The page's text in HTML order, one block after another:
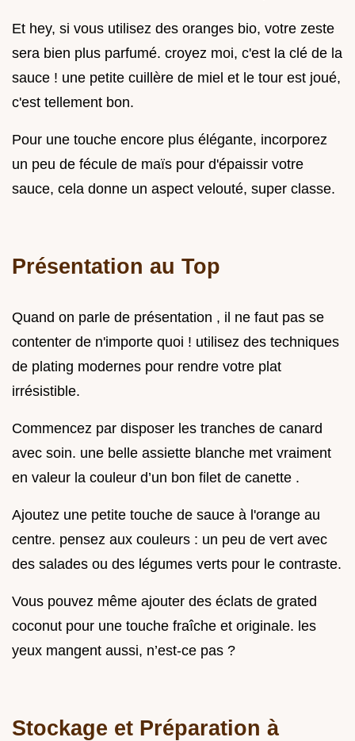
Et hey, si vous utilisez des oranges bio, votre zeste
sera bien plus parfumé. croyez moi, c'est la clé de la
sauce ! une petite cuillère de miel et le tour est joué,
c'est tellement bon.
Pour une touche encore plus élégante, incorporez
un peu de fécule de maïs pour d'épaissir votre
sauce, cela donne un aspect velouté, super classe.
Présentation au Top
Quand on parle de présentation , il ne faut pas se
contenter de n'importe quoi ! utilisez des techniques
de plating modernes pour rendre votre plat
irrésistible.
Commencez par disposer les tranches de canard
avec soin. une belle assiette blanche met vraiment
en valeur la couleur d’un bon filet de canette .
Ajoutez une petite touche de sauce à l'orange au
centre. pensez aux couleurs : un peu de vert avec
des salades ou des légumes verts pour le contraste.
Vous pouvez même ajouter des éclats de grated
coconut pour une touche fraîche et originale. les
yeux mangent aussi, n’est-ce pas ?
Stockage et Préparation à